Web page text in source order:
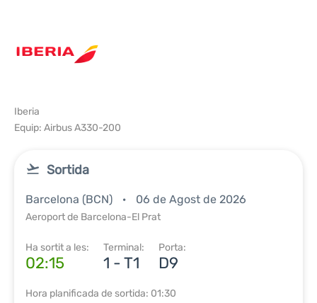
Iberia
Equip: Airbus A330-200
Sortida
Barcelona (BCN) 06 de Agost de 2026
Aeroport de Barcelona-El Prat
Ha sortit a les:
02:15
Terminal:
1 - T1
Porta:
D9
Hora planificada de sortida: 01:30